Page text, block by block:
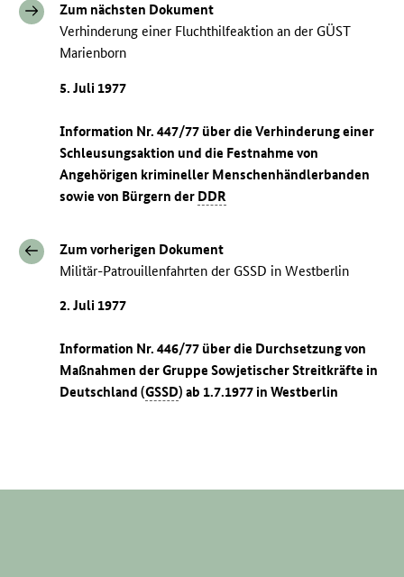
Zum nächsten Dokument
Verhinderung einer Fluchthilfeaktion an der GÜST
Marienborn
5. Juli 1977
Information Nr. 447/77 über die Verhinderung einer
Schleusungsaktion und die Festnahme von
Angehörigen krimineller Menschenhändlerbanden
sowie von Bürgern der DDR
Zum vorherigen Dokument
Militär-Patrouillenfahrten der GSSD in Westberlin
2. Juli 1977
Information Nr. 446/77 über die Durchsetzung von
Maßnahmen der Gruppe Sowjetischer Streitkräfte in
Deutschland (GSSD) ab 1.7.1977 in Westberlin